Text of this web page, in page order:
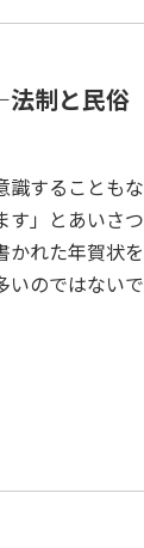
制と民俗
識することも
す」とあいさ
れた年賀状
のではないで